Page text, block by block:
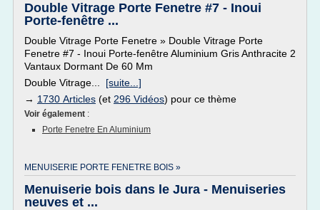
Double Vitrage Porte Fenetre #7 - Inoui
Porte-fenêtre ...
Double Vitrage Porte Fenetre » Double Vitrage Porte
Fenetre #7 - Inoui Porte-fenêtre Aluminium Gris Anthracite 2
Vantaux Dormant De 60 Mm
Double Vitrage... [suite...]
→ 1730 Articles (et 296 Vidéos) pour ce thème
Voir également :
Porte Fenetre En Aluminium
MENUISERIE PORTE FENETRE BOIS »
Menuiserie bois dans le Jura - Menuiseries
neuves et ...